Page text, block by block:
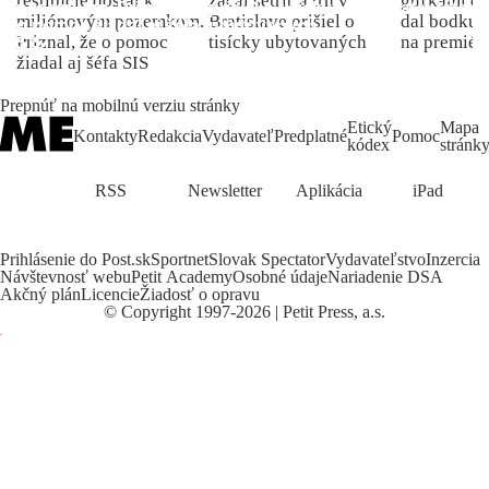
miliónovým pozemkom.
Priznal, že o pomoc
žiadal aj šéfa SIS
Bratislave prišiel o
tisícky ubytovaných
dal bodku
na
Prepnúť na mobilnú verziu stránky
KontaktyRedakciaVydavateľPredplatnéEtický
kódexPomocMapa
stránky
RSS Newsletter Aplikácia iPad
Prihlásenie do Post.skSportnetSlovak SpectatorVydavateľstvoInzercia
Návštevnosť webuPetit AcademyOsobné údajeNariadenie DSA
Akčný plánLicencieŽiadosť o opravu
© Copyright 1997-2026 | Petit Press, a.s.